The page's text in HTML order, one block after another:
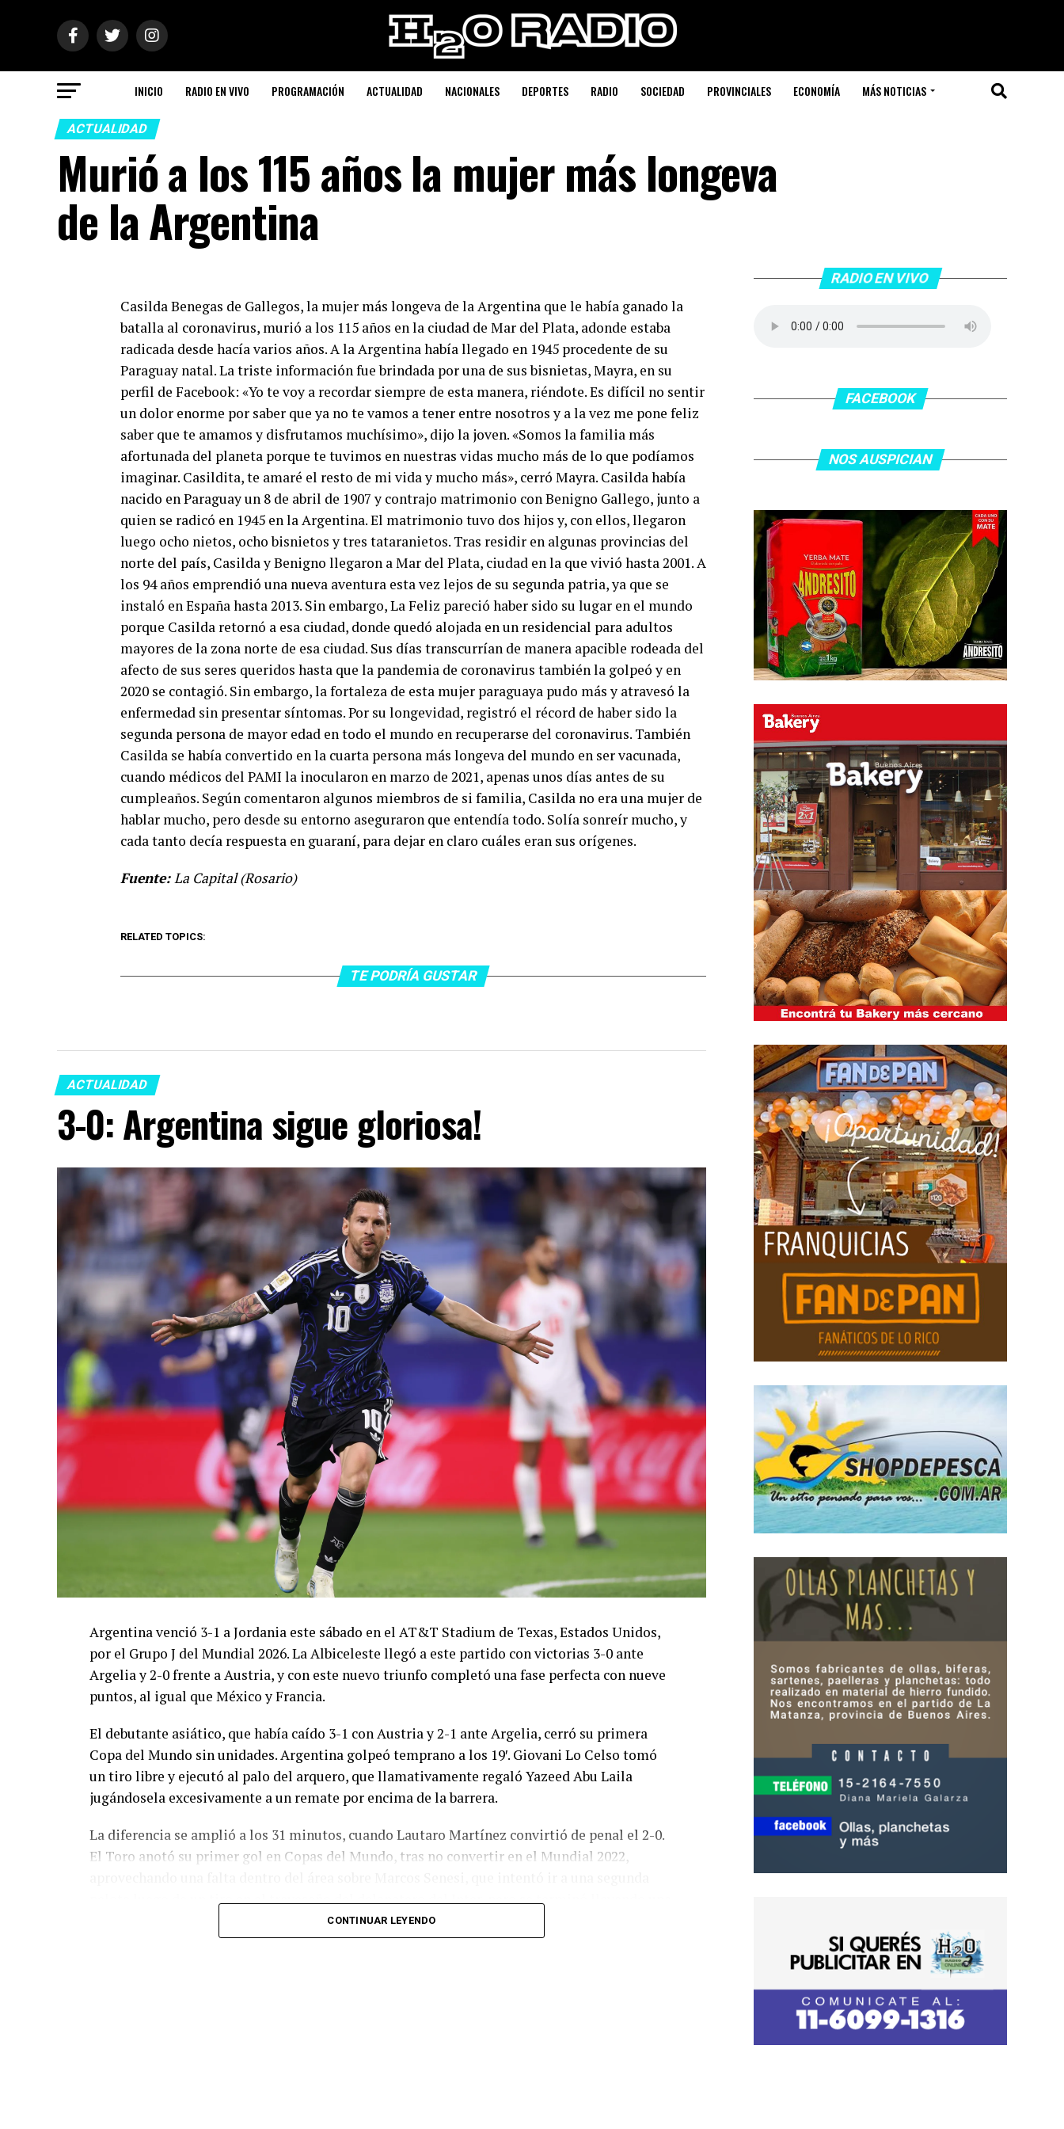
INICIO RADIO EN VIVO PROGRAMACIÓN ACTUALIDAD NACIONALES DEPORTES RADIO SOCIEDAD PROVINCIALES ECONOMÍA MÁS NOTICIAS
ACTUALIDAD
Murió a los 115 años la mujer más longeva
de la Argentina
Casilda Benegas de Gallegos, la mujer más longeva de la Argentina que le había ganado la
batalla al coronavirus, murió a los 115 años en la ciudad de Mar del Plata, adonde estaba
radicada desde hacía varios años. A la Argentina había llegado en 1945 procedente de su
Paraguay natal. La triste información fue brindada por una de sus bisnietas, Mayra, en su
perfil de Facebook: «Yo te voy a recordar siempre de esta manera, riéndote. Es difícil no sentir
un dolor enorme por saber que ya no te vamos a tener entre nosotros y a la vez me pone feliz
saber que te amamos y disfrutamos muchísimo», dijo la joven. «Somos la familia más
afortunada del planeta porque te tuvimos en nuestras vidas mucho más de lo que podíamos
imaginar. Casildita, te amaré el resto de mi vida y mucho más», cerró Mayra. Casilda había
nacido en Paraguay un 8 de abril de 1907 y contrajo matrimonio con Benigno Gallego, junto a
quien se radicó en 1945 en la Argentina. El matrimonio tuvo dos hijos y, con ellos, llegaron
luego ocho nietos, ocho bisnietos y tres tataranietos. Tras residir en algunas provincias del
norte del país, Casilda y Benigno llegaron a Mar del Plata, ciudad en la que vivió hasta 2001. A
los 94 años emprendió una nueva aventura esta vez lejos de su segunda patria, ya que se
instaló en España hasta 2013. Sin embargo, La Feliz pareció haber sido su lugar en el mundo
porque Casilda retornó a esa ciudad, donde quedó alojada en un residencial para adultos
mayores de la zona norte de esa ciudad. Sus días transcurrían de manera apacible rodeada del
afecto de sus seres queridos hasta que la pandemia de coronavirus también la golpeó y en
2020 se contagió. Sin embargo, la fortaleza de esta mujer paraguaya pudo más y atravesó la
enfermedad sin presentar síntomas. Por su longevidad, registró el récord de haber sido la
segunda persona de mayor edad en todo el mundo en recuperarse del coronavirus. También
Casilda se había convertido en la cuarta persona más longeva del mundo en ser vacunada,
cuando médicos del PAMI la inocularon en marzo de 2021, apenas unos días antes de su
cumpleaños. Según comentaron algunos miembros de si familia, Casilda no era una mujer de
hablar mucho, pero desde su entorno aseguraron que entendía todo. Solía sonreír mucho, y
cada tanto decía respuesta en guaraní, para dejar en claro cuáles eran sus orígenes.
Fuente:La Capital (Rosario)
RELATED TOPICS:
TE PODRÍA GUSTAR
ACTUALIDAD
3-0: Argentina sigue gloriosa!
Argentina venció 3-1 a Jordania este sábado en el AT&T Stadium de Texas, Estados Unidos,
por el Grupo J del Mundial 2026. La Albiceleste llegó a este partido con victorias 3-0 ante
Argelia y 2-0 frente a Austria, y con este nuevo triunfo completó una fase perfecta con nueve
puntos, al igual que México y Francia.
El debutante asiático, que había caído 3-1 con Austria y 2-1 ante Argelia, cerró su primera
Copa del Mundo sin unidades. Argentina golpeó temprano a los 19′. Giovani Lo Celso tomó
un tiro libre y ejecutó al palo del arquero, que llamativamente regaló Yazeed Abu Laila
jugándosela excesivamente a un remate por encima de la barrera.
La diferencia se amplió a los 31 minutos, cuando Lautaro Martínez convirtió de penal el 2-0.
El Toro anotó su primer gol en Copas del Mundo, tras no convertir en el Mundial 2022,
pelota luego de un tiro en el travesaño del delanatero del Inter, pero se terminó llevando una
CONTINUAR LEYENDO
RADIO EN VIVO
FACEBOOK
NOS AUSPICIAN